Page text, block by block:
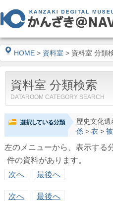
HOME > 資料室 > 資料室 分類
資料室 分類検索
DATAROOM CATEGORY SEARCH
歴史文化遺
係> 衣>
左のメニューから、表示する
件の資料があります。
次へ
最後へ
次へ 最後へ